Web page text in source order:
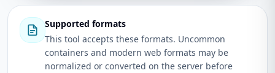
Supported formats
This tool accepts these formats. Uncommon
containers and modern web formats may be
normalized or converted on the server before